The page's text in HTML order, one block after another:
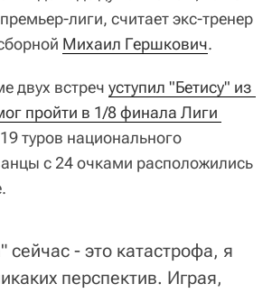
лиги, считает экс-тренер
Михаил Гершкович.
двух встреч уступил "Бетису" из
пройти в 1/8 финала Лиги
туров национального
с 24 очками расположились
сейчас - это катастрофа, я
перспектив. Играя,